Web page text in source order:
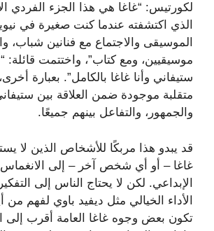
لكورتيس: “غاغا هي هذا الجزء الفردي
الذي اكتشفته عندما كنت صغيرة في
الموسيقى والاجتماع مع فنانين شباب،
موسيقيين، ومع كتاب”، واختتمت قائلة:
ستيفاني وأنا غاغا بالكامل”. بعبارة
متقلبة موجودة ضمن العلاقة بين
والجمهور، والتفاعل بينهم جميعًا.
قد يبدو هذا مربكًا للأشخاص الذين لا
غاغا – أو أي شخص آخر – إلى الانغماس
الإبداعي. لكن لا يحتاج الناس إلى
الأداء الخيالي مثل ديفيد باوي لفهم
تكون بعض وجوه غاغا العامة أقرب إلى